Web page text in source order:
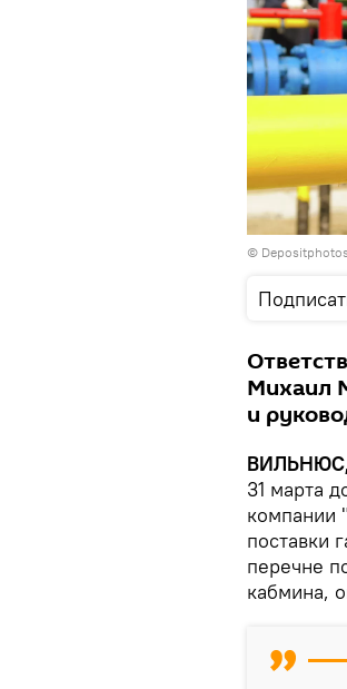
©
Михаил
и
ВИЛЬНЮС,
31 марта
компании
поставки
перечне
кабмина,